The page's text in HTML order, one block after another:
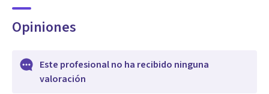
Opiniones
Este profesional no ha recibido ninguna
valoración